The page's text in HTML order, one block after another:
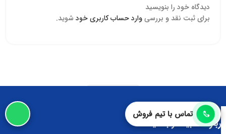
دیدگاه خود را بنویسید
برای ثبت نقد و بررسیوارد حساب کاربری خود شوید.
درباره ما بیشتر بدانید
تماس با تیم فروش